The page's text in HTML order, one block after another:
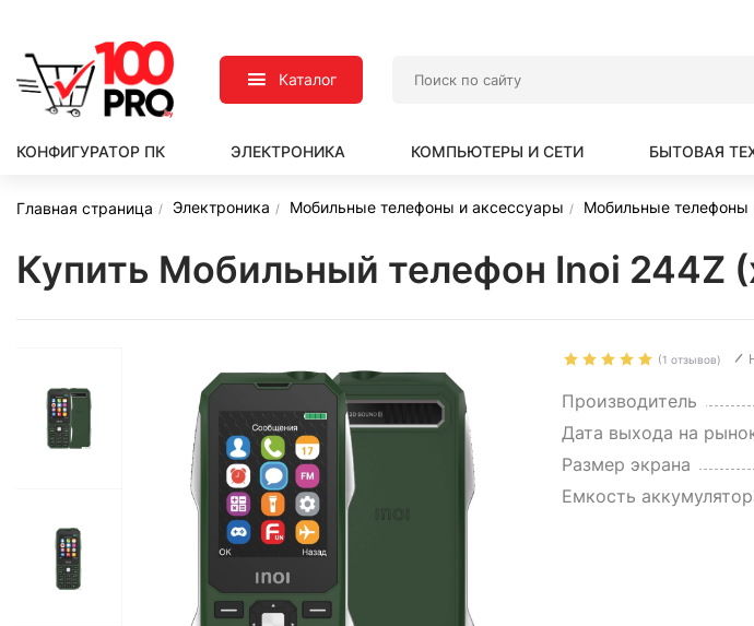
Каталог
КОНФИГУРАТОР ПК ЭЛЕКТРОНИКА КОМПЬЮТЕРЫ И СЕТИ БЫТОВАЯ
Главная страница Электроника Мобильные телефоны и аксессуары Мобильные телефоны
Купить Мобильный телефон Inoi 244Z
(1 отзывов)
Производитель
Дата выхода на
Размер экрана
Емкость